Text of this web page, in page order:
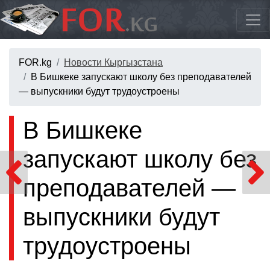
FOR.kg
Новости Кыргызстана
В Бишкеке запускают школу без преподавателей
— выпускники будут трудоустроены
В Бишкеке
запускают школу без
преподавателей —
выпускники будут
трудоустроены